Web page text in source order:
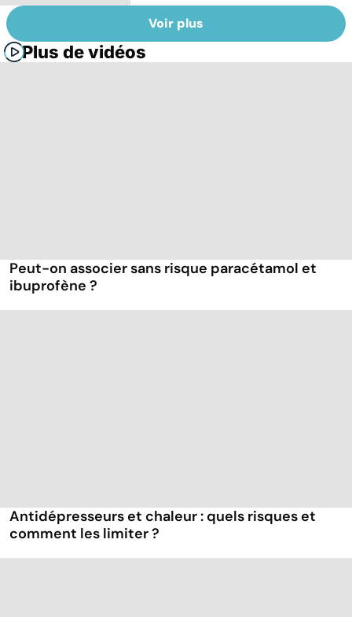
Voir plus
Plus de vidéos
Peut-on associer sans risque paracétamol et
ibuprofène ?
Antidépresseurs et chaleur : quels risques et
comment les limiter ?